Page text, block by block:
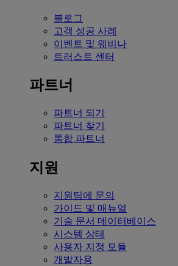
블로그
고객 성공 사례
이벤트 및 웨비나
트러스트 센터
파트너
파트너 되기
파트너 찾기
통합 파트너
지원
지원팀에 문의
가이드 및 매뉴얼
기술 문서 데이터베이스
시스템 상태
사용자 지정 모듈
개발자용